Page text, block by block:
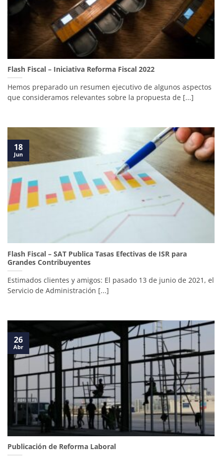
Flash Fiscal – Iniciativa Reforma Fiscal 2022
Hemos preparado un resumen ejecutivo de algunos aspectos
que consideramos relevantes sobre la propuesta de [...]
Flash Fiscal – SAT Publica Tasas Efectivas de ISR para
Grandes Contribuyentes
Estimados clientes y amigos: El pasado 13 de junio de 2021, el
Servicio de Administración [...]
18
Jun
Publicación de Reforma Laboral
26
Abr